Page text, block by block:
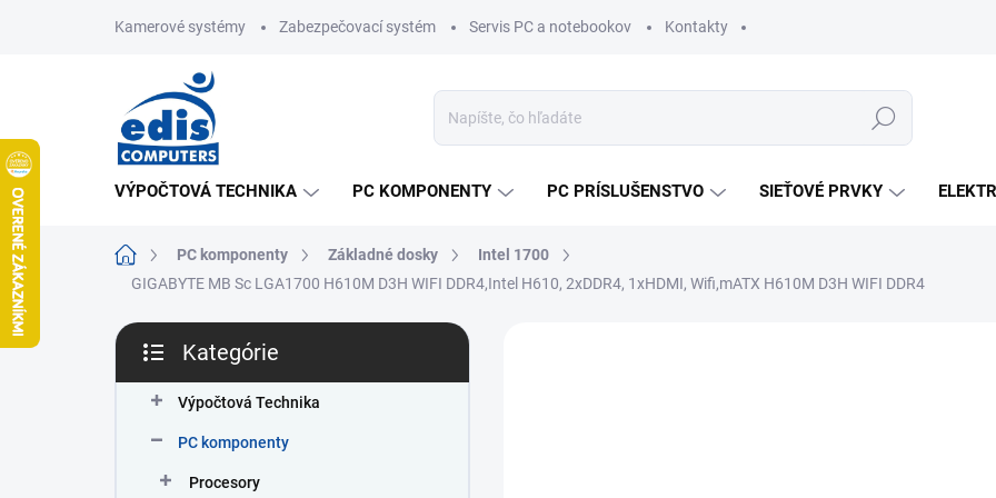
Kamerové systémy Zabezpečovací systém Servis PC a notebookov Kontakty
Hľadať
VÝPOČTOVÁ TECHNIKA PC KOMPONENTY PC PRÍSLUŠENSTVO SIEŤOVÉ PRVKY
DomovPC komponenty Základné dosky
Intel 1700
GIGABYTE MB Sc LGA1700 H610M D3H WIFI DDR4,Intel H610, 2xDDR4, 1xHDMI, Wifi,mATX H610M D3H WIFI DDR4
B
č
kategórie
Kategórie
Výpočtová Technika
PC komponenty
Procesory